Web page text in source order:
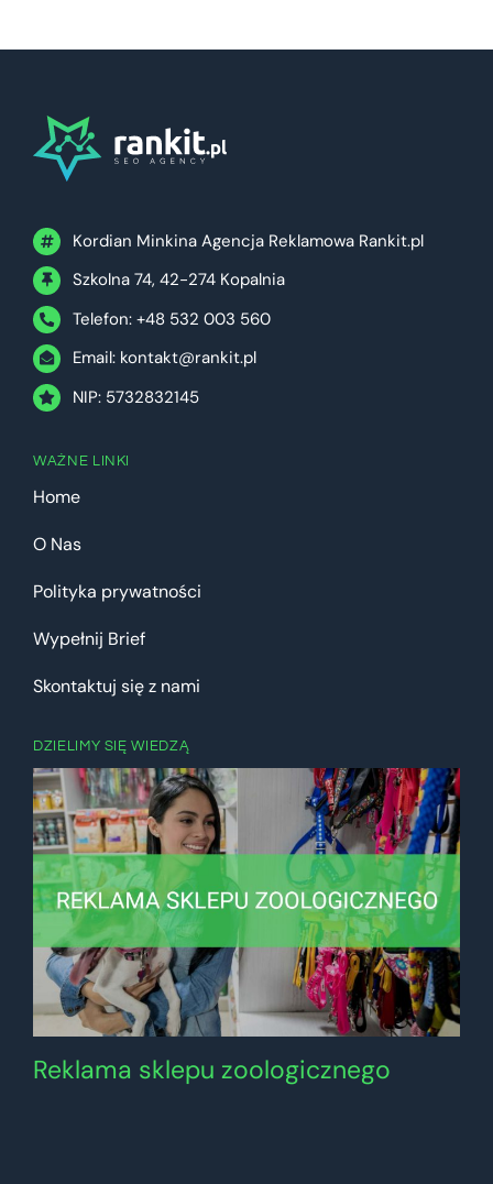
Kordian Minkina Agencja Reklamowa Rankit.pl
Szkolna 74, 42-274 Kopalnia
Telefon: +48 532 003 560
Email: kontakt@rankit.pl
NIP: 5732832145
WAŻNE LINKI
Home
O Nas
Polityka prywatności
Wypełnij Brief
Skontaktuj się z nami
DZIELIMY SIĘ WIEDZĄ
Reklama sklepu zoologicznego